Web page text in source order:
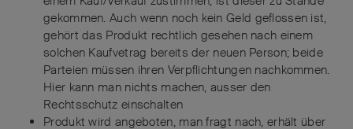
gekommen. Auch wenn noch kein Geld geflossen ist,
gehört das Produkt rechtlich gesehen nach einem
solchen Kaufvetrag bereits der neuen Person; beide
Parteien müssen ihren Verpflichtungen nachkommen.
Hier kann man nichts machen, ausser den
Rechtsschutz einschalten
Produkt wird angeboten, man fragt nach, erhält über